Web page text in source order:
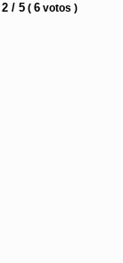
2 / 5 ( 6 votos )